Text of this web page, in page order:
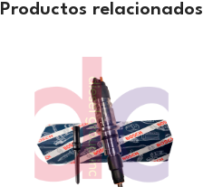
Productos relacionados